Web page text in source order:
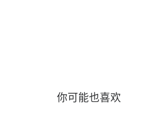
你可能也喜欢